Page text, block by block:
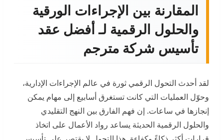
المقارنة بين الإجراءات الورقية
والحلول الرقمية لـ أفضل عقد
تأسيس شركة مترجم
لقد أحدث التحول الرقمي ثورة في عالم الإجراءات الإدارية،
وحوّل العمليات التي كانت تستغرق أسابيع إلى مهام يمكن
إنجازها في ساعات. إن فهم الفارق بين النهج التقليدي
والحلول الرقمية الحديثة يساعد رواد الأعمال على اتخاذ